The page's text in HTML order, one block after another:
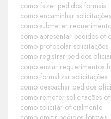
como fazer pedidos formais
como encaminhar
como submeter
como apresentar pedidos
como protocolar solicitações
como registrar pedidos
como enviar requerimentos
como formalizar solicitações
como despachar pedidos
como remeter solicitações
como solicitar oficialmente